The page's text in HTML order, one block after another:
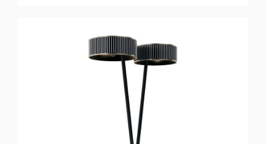
TWINS
Lampadaire